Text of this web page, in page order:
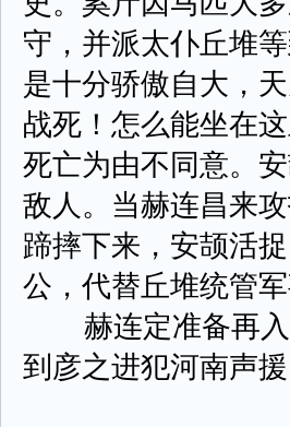
守，并派太仆丘堆
是十分骄傲自大，
战死！怎么能坐在
死亡为由不同意。
敌人。当赫连昌来
蹄摔下来，安颉活
公，代替丘堆统管军
赫连定准备再入
到彦之进犯河南声